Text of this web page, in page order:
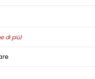
di più)